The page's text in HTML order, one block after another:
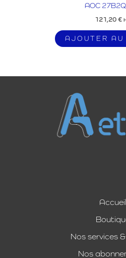
AOC
121,20 €
AJOUTER AU
Accueil
Nos services
Nos